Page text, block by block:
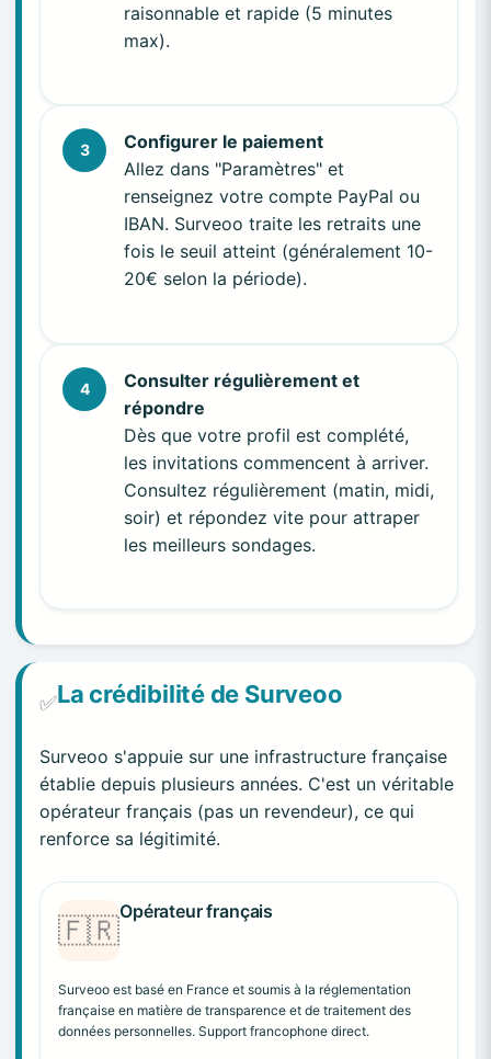
raisonnable et rapide (5 minutes
max).
3
Configurer le paiement
Allez dans "Paramètres" et
renseignez votre compte PayPal ou
IBAN. Surveoo traite les retraits une
fois le seuil atteint (généralement 10-
20€ selon la période).
4
Consulter régulièrement et
répondre
Dès que votre profil est complété,
les invitations commencent à arriver.
Consultez régulièrement (matin, midi,
soir) et répondez vite pour attraper
les meilleurs sondages.
✅La crédibilité de Surveoo
Surveoo s'appuie sur une infrastructure française
établie depuis plusieurs années. C'est un véritable
opérateur français (pas un revendeur), ce qui
renforce sa légitimité.
🇫🇷
Opérateur français
Surveoo est basé en France et soumis à la réglementation
française en matière de transparence et de traitement des
données personnelles. Support francophone direct.